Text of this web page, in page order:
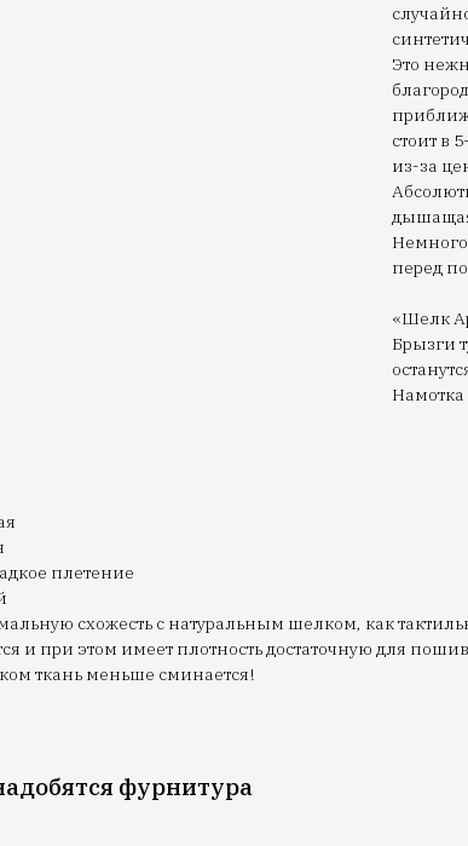
Это
стоит в
из-за
Немного
перед
«Шелк
Брызги
Намотка
плетение
схожесть с натуральным шелком, как
и при этом имеет плотность достаточную для
ткань меньше сминается!
фурнитура